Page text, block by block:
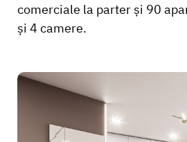
comerciale la parter și 90
și 4 camere.